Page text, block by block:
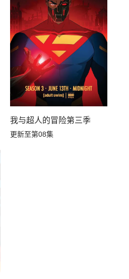
我与超人的冒险第三季
更新至第08集